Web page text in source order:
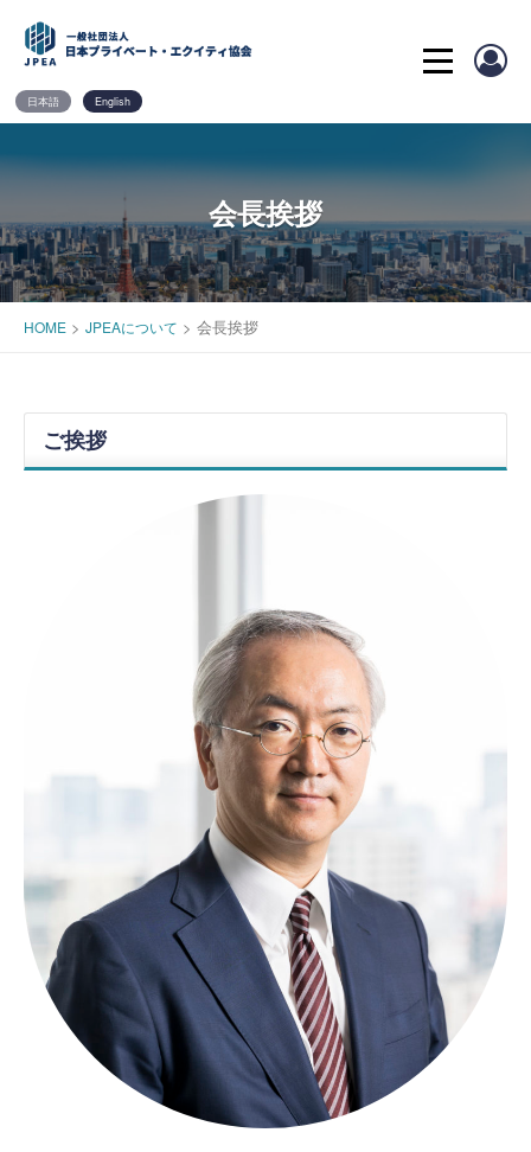
content
日本語 English
会長挨拶
HOME > JPEAについて > 会長挨拶
ご挨拶